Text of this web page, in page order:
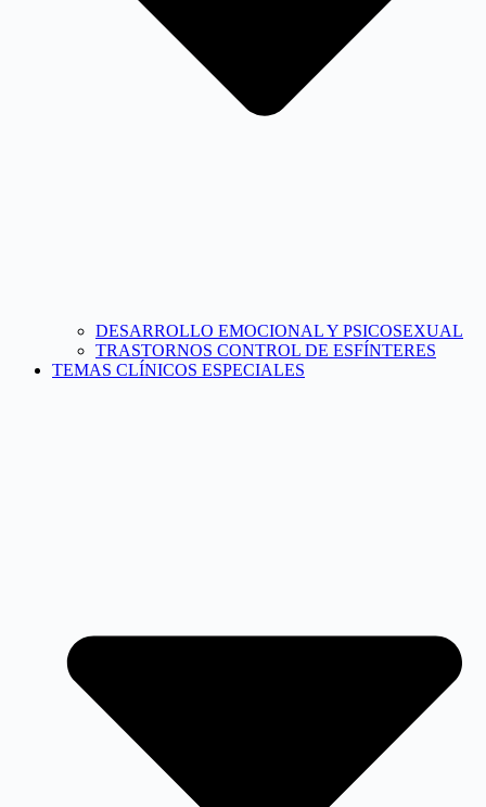
DESARROLLO EMOCIONAL Y PSICOSEXUAL
TRASTORNOS CONTROL DE ESFÍNTERES
TEMAS CLÍNICOS ESPECIALES